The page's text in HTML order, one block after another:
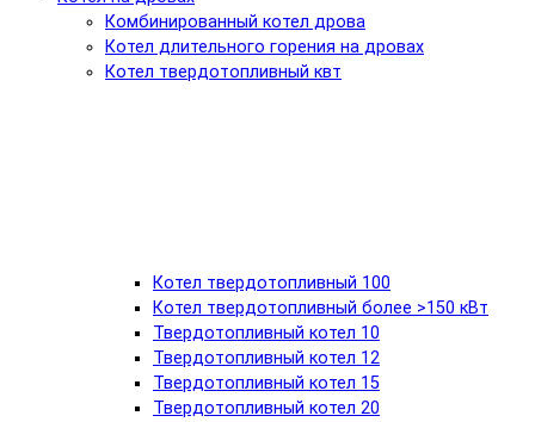
Комбинированный котел дрова
Котел длительного горения на дровах
Котел твердотопливный квт
Котел твердотопливный 100
Котел твердотопливный более >150 кВт
Твердотопливный котел 10
Твердотопливный котел 12
Твердотопливный котел 15
Твердотопливный котел 20